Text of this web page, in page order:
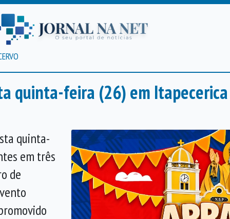
quinta-feira (26) em
quinta-
em três
de